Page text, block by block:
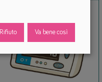
Rifiuto Va bene così